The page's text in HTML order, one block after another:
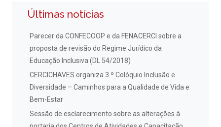
Últimas notícias
Parecer da CONFECOOP e da FENACERCI sobre a
proposta de revisão do Regime Jurídico da
Educação Inclusiva (DL 54/2018)
CERCICHAVES organiza 3.º Colóquio Inclusão e
Diversidade – Caminhos para a Qualidade de Vida e
Bem-Estar
Sessão de esclarecimento sobre as alterações à